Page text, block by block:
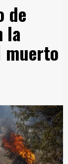
de
la
muerto